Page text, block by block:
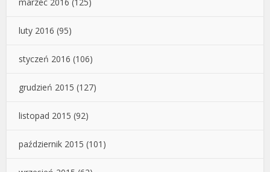
luty 2016 (95)
styczeń 2016 (106)
grudzień 2015 (127)
listopad 2015 (92)
październik 2015 (101)